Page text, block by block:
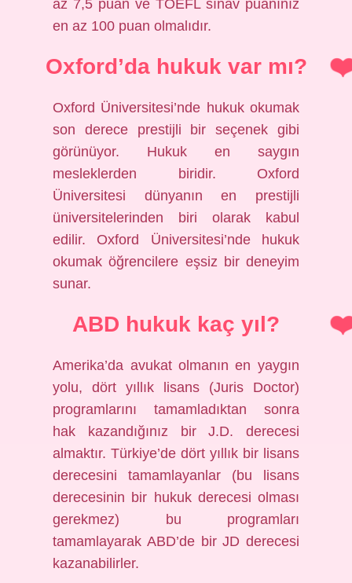
az 7,5 puan ve TOEFL sınav puanınız
en az 100 puan olmalıdır.
Oxford’da hukuk var mı?
Oxford Üniversitesi’nde hukuk okumak
son derece prestijli bir seçenek gibi
görünüyor. Hukuk en saygın
mesleklerden biridir. Oxford
Üniversitesi dünyanın en prestijli
üniversitelerinden biri olarak kabul
edilir. Oxford Üniversitesi’nde hukuk
okumak öğrencilere eşsiz bir deneyim
sunar.
ABD hukuk kaç yıl?
Amerika’da avukat olmanın en yaygın
yolu, dört yıllık lisans (Juris Doctor)
programlarını tamamladıktan sonra
hak kazandığınız bir J.D. derecesi
almaktır. Türkiye’de dört yıllık bir lisans
derecesini tamamlayanlar (bu lisans
derecesinin bir hukuk derecesi olması
gerekmez) bu programları
tamamlayarak ABD’de bir JD derecesi
kazanabilirler.